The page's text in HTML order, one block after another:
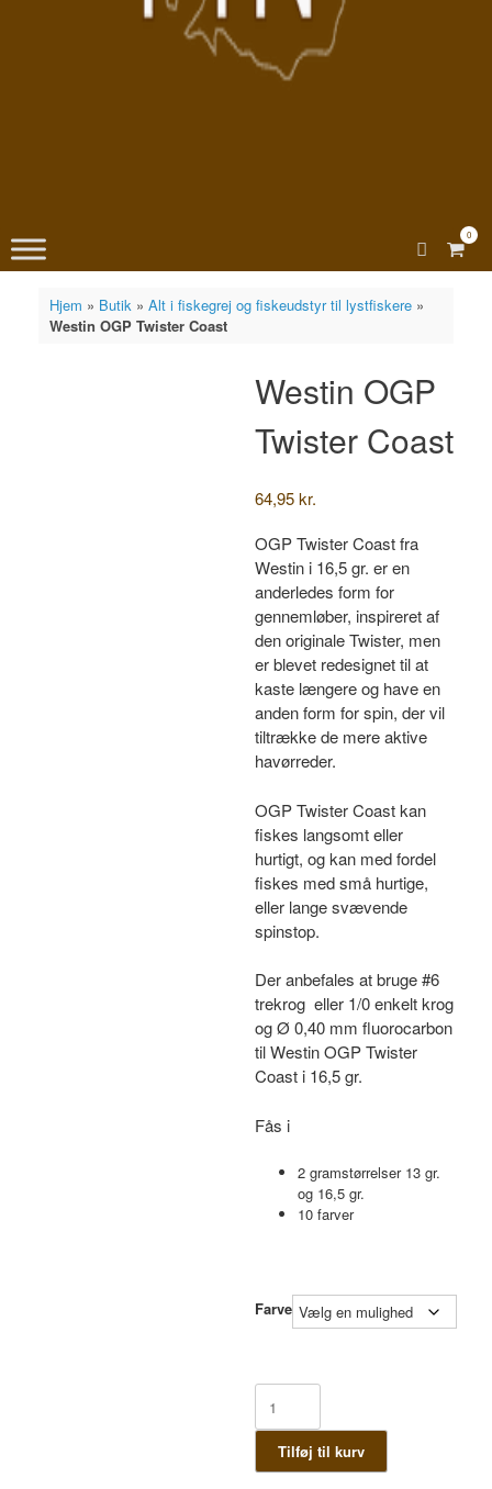
View
0
Hjem » Butik» Alt i fiskegrej og fiskeudstyr til lystfiskere»
Westin OGP Twister Coast
Westin OGP
Twister Coast
64,95kr.
OGP Twister Coast fra
Westin i 16,5 gr. er en
anderledes form for
gennemløber, inspireret af
den originale Twister, men
er blevet redesignet til at
kaste længere og have en
anden form for spin, der vil
tiltrække de mere aktive
havørreder.
OGP Twister Coast kan
fiskes langsomt eller
hurtigt, og kan med fordel
fiskes med små hurtige,
eller lange svævende
spinstop.
Der anbefales at bruge #6
trekrog eller 1/0 enkelt krog
og Ø 0,40 mm fluorocarbon
til Westin OGP Twister
Coast i 16,5 gr.
Fås i
2 gramstørrelser 13 gr.
og 16,5 gr.
10 farver
Farve
Westin
OGP
Twister
Coast
antal
Tilføj til kurv